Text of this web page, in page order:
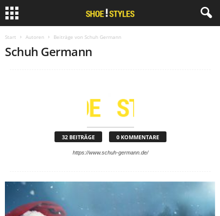
Start Autoren Beiträge von Schuh Germann
Schuh Germann
32 BEITRÄGE 0 KOMMENTARE
https://www.schuh-germann.de/